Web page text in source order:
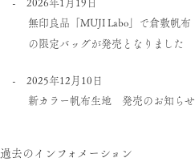
無印良品「MUJI Labo」で倉敷帆布
の限定バッグが発売となりました
2025年12月10日
新カラー帆布生地 発売のお知らせ
過去のインフォメーション